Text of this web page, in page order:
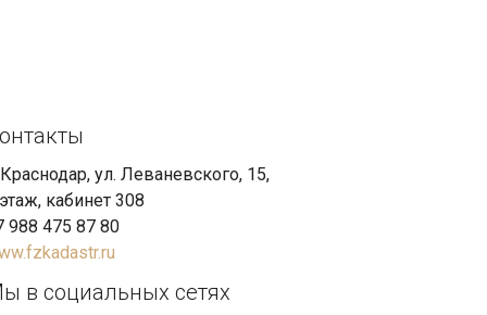
Краснодар, ул. Леваневского, 15,
кабинет 308
988 475 87 80
в социальных сетях